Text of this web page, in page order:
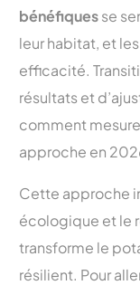
bénéfiquesse
leur habitat, et
efficacité.
résultats et
comment
approche en
Cette approche
écologique et le
transforme le
résilient. Pour